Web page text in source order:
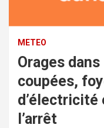
METEO
Orages
coupées,
l’arrêt